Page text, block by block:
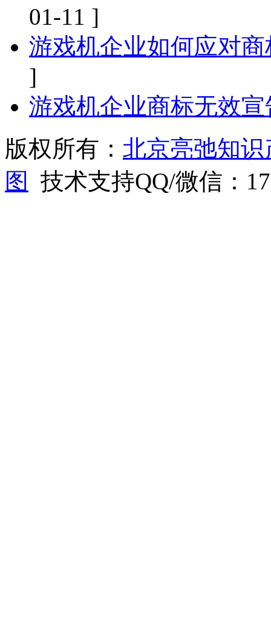
01-11 ]
游戏机企业如何应对
]
游戏机企业商标无效
版权所有： 北京亮弛知
图
技术支持QQ/微信：